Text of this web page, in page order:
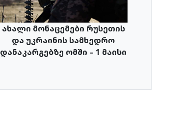
ახალი მონაცემები რუსეთის
და უკრაინის სამხედრო
დანაკარგებზე ომში – 1 მაისი